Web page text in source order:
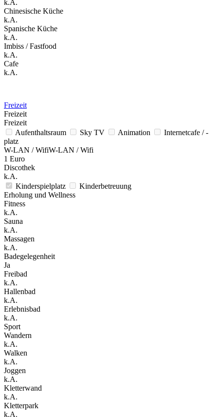
k.A.
Chinesische Küche
k.A.
Spanische Küche
k.A.
Imbiss / Fastfood
k.A.
Cafe
k.A.
Freizeit
Freizeit
Freizeit
Aufenthaltsraum
Sky TV Animation
Internetcafe / -
platz
W-LAN / WifiW-LAN / Wifi
1 Euro
Discothek
k.A.
Kinderspielplatz
Kinderbetreuung
Erholung und Wellness
Fitness
k.A.
Sauna
k.A.
Massagen
k.A.
Badegelegenheit
Ja
Freibad
k.A.
Hallenbad
k.A.
Erlebnisbad
k.A.
Sport
Wandern
k.A.
Walken
k.A.
Joggen
k.A.
Kletterwand
k.A.
Kletterpark
k.A.